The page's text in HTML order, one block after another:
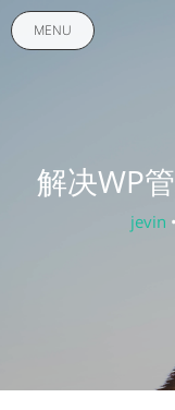
MENU
解决WP
jevin